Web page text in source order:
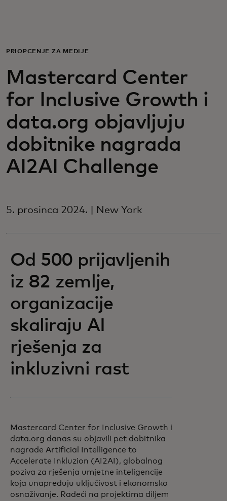
Za poslovanje
Za svijet
Za inovatore
Novosti i trendovi
PRIOPĆENJE ZA MEDIJE
Mastercard Center
for Inclusive Growth i
data.org objavljuju
dobitnike nagrada
AI2AI Challenge
5. prosinca 2024. | New York
Od 500 prijavljenih
iz 82 zemlje,
organizacije
skaliraju AI
rješenja za
inkluzivni rast
Mastercard Center for Inclusive Growth i
data.org danas su objavili pet dobitnika
nagrade Artificial Intelligence to
Accelerate Inkluzion (AI2AI), globalnog
poziva za rješenja umjetne inteligencije
koja unapređuju uključivost i ekonomsko
osnaživanje. Radeći na projektima diljem